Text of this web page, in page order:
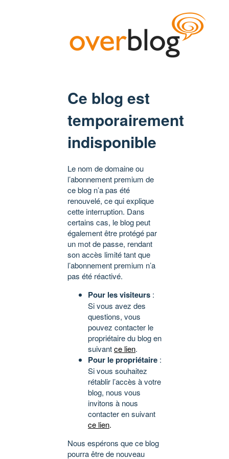
Ce blog est
temporairement
indisponible
Le nom de domaine ou
l’abonnement premium de
ce blog n’a pas été
renouvelé, ce qui explique
cette interruption. Dans
certains cas, le blog peut
également être protégé par
un mot de passe, rendant
son accès limité tant que
l’abonnement premium n’a
pas été réactivé.
Pour les visiteurs :
Si vous avez des
questions, vous
pouvez contacter le
propriétaire du blog en
suivantce lien.
Pour le propriétaire :
Si vous souhaitez
rétablir l’accès à votre
blog, nous vous
invitons à nous
contacter en suivant
ce lien.
Nous espérons que ce blog
pourra être de nouveau